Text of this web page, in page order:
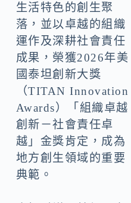
生活特色的創生聚
落，並以卓越的組織
運作及深耕社會責任
成果，榮獲2026年美
國泰坦創新大獎
（TITAN Innovation
Awards）「組織卓越
創新－社會責任卓
越」金獎肯定，成為
地方創生領域的重要
典範。